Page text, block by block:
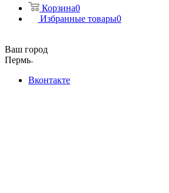
Корзина0
Избранные товары0
Ваш город
Пермь
Вконтакте